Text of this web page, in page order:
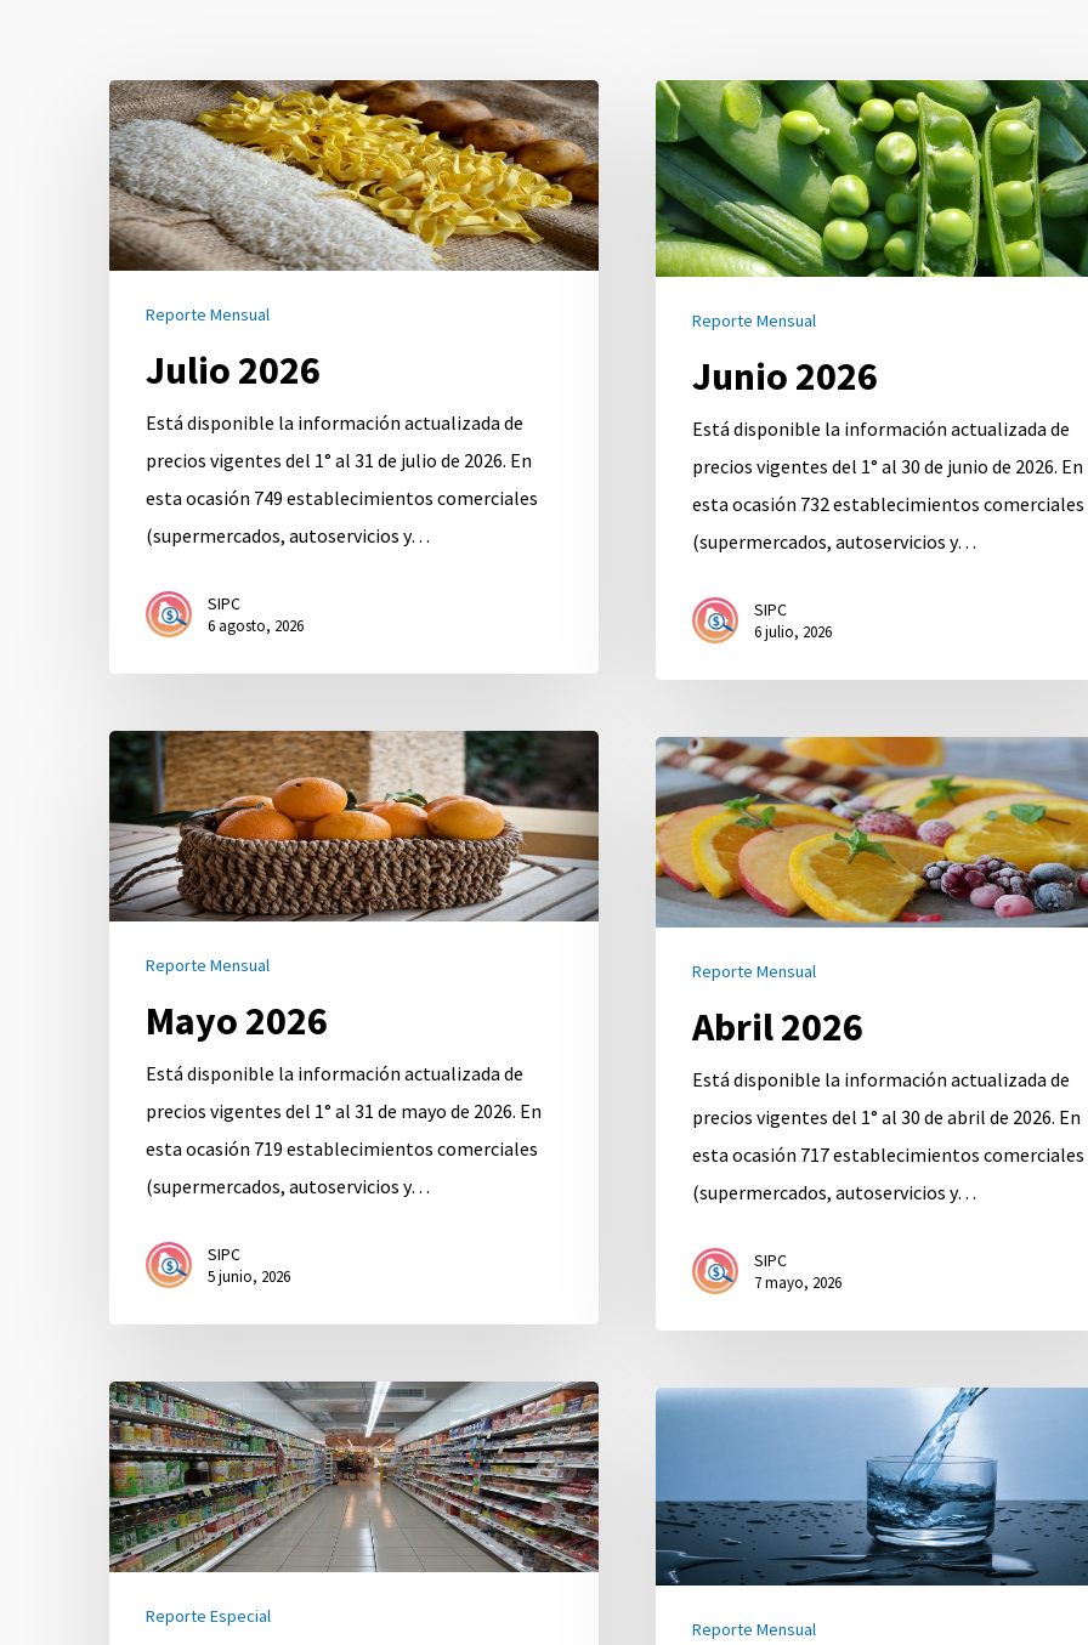
Julio
2026
Reporte Mensual
Julio 2026
Está disponible la información actualizada de
precios vigentes del 1° al 31 de julio de 2026. En
esta ocasión 749 establecimientos comerciales
(supermercados, autoservicios y…
SIPC
6 agosto, 2026
Junio
2026
Reporte Mensual
Junio 2026
Está disponible la información actualizada de
precios vigentes del 1° al 30 de junio de 2026. En
esta ocasión 732 establecimientos comerciales
(supermercados, autoservicios y…
SIPC
6 julio, 2026
Mayo
2026
Reporte Mensual
Mayo 2026
Está disponible la información actualizada de
precios vigentes del 1° al 31 de mayo de 2026. En
esta ocasión 719 establecimientos comerciales
(supermercados, autoservicios y…
SIPC
5 junio, 2026
Abril
2026
Reporte Mensual
Abril 2026
Está disponible la información actualizada de
precios vigentes del 1° al 30 de abril de 2026. En
esta ocasión 717 establecimientos comerciales
(supermercados, autoservicios y…
SIPC
7 mayo, 2026
Proyecto
de
actualización
de
la
Reporte Especial
Marzo
Reporte Mensual